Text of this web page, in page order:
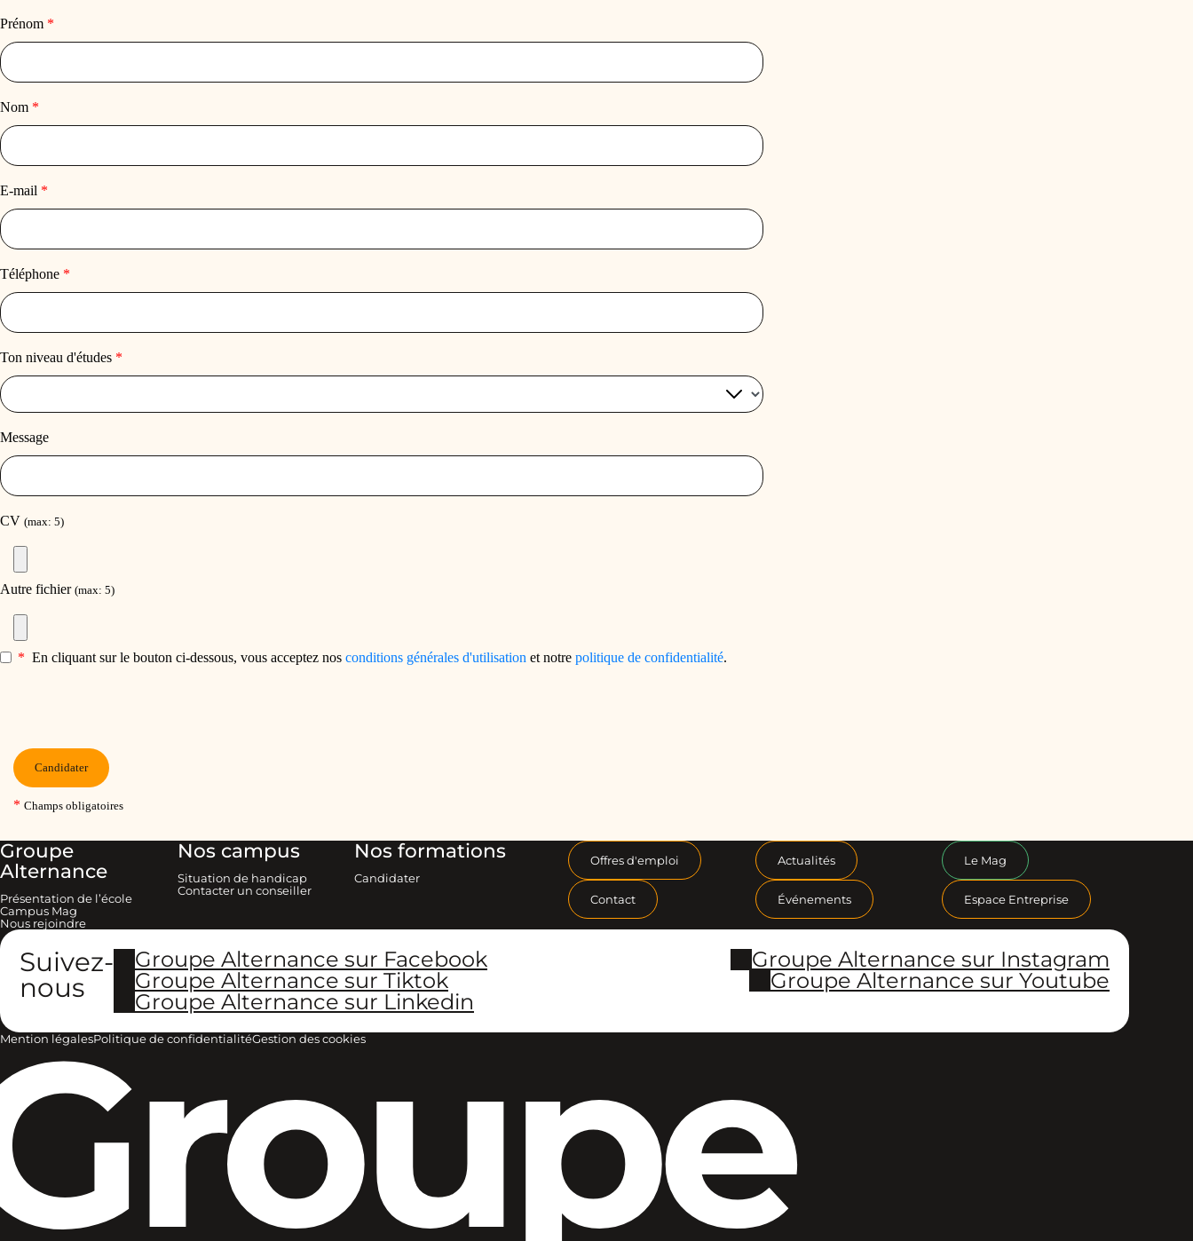
Groupe
Alternance
Présentation de l’école
Campus Mag
Nous rejoindre
Nos campus
Situation de handicap
Contacter un conseiller
Nos formations
Candidater
Offres d'emploi Actualités Le Mag
Contact Événements Espace Entreprise
Suivez-
nous
Groupe Alternance sur Facebook
Groupe Alternance sur Instagram
Groupe Alternance sur Tiktok
Groupe Alternance sur Youtube
Groupe Alternance sur Linkedin
Mention légalesPolitique de confidentialitéGestion des cookies